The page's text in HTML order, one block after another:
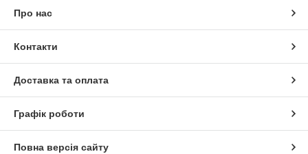
Про нас
Контакти
Доставка та оплата
Графік роботи
Повна версія сайту